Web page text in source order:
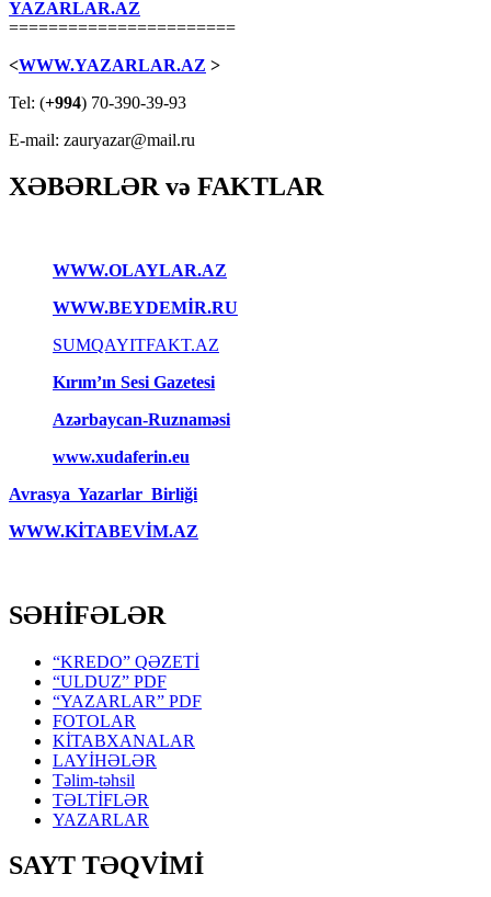
YAZARLAR.AZ
=======================
<WWW.YAZARLAR.AZ >
Tel: (+994) 70-390-39-93
E-mail: zauryazar@mail.ru
XƏBƏRLƏR və FAKTLAR
WWW.OLAYLAR.AZ
WWW.BEYDEMİR.RU
SUMQAYITFAKT.AZ
Kırım’ın Sesi Gazetesi
Azərbaycan-Ruznaməsi
www.xudaferin.eu
Avrasya Yazarlar Birliği
WWW.KİTABEVİM.AZ
SƏHİFƏLƏR
“KREDO” QƏZETİ
“ULDUZ” PDF
“YAZARLAR” PDF
FOTOLAR
KİTABXANALAR
LAYİHƏLƏR
Təlim-təhsil
TƏLTİFLƏR
YAZARLAR
SAYT TƏQVİMİ